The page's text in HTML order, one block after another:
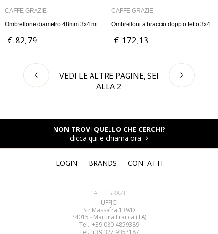
CAFFÈ GRAZIE
Ombrellone diametro 48mm 3x4 mt
€ 82,79
CAFFÈ GRAZIE
Ombrelloni a braccio doppio tetto 3x4
€ 172,13
VEDI LE ALTRE PAGINE, SEI
ALLA 2
NON TROVI QUELLO CHE CERCHI?
clicca qui e chiama ora
LOGIN BRANDS CONTATTI
CAFFÈ GRAZIE
UFFICI
Str Massafra 139/D
74015 - Martina Franca (TA)
Tel.: +39 0804859389
Tel.: +39 327 9357187